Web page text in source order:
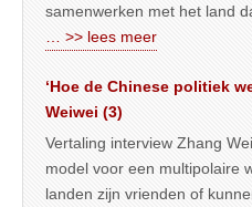
samenwerken met het land
… >> lees meer
‘Hoe de Chinese politiek
Weiwei (3)
Vertaling interview Zhang
model voor een multipolaire
landen zijn vrienden of